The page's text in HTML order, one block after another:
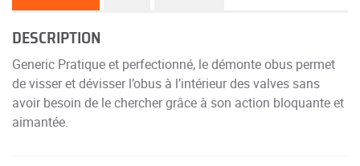
DESCRIPTION
Generic Pratique et perfectionné, le démonte obus permet
de visser et dévisser l’obus à l’intérieur des valves sans
avoir besoin de le chercher grâce à son action bloquante et
aimantée.